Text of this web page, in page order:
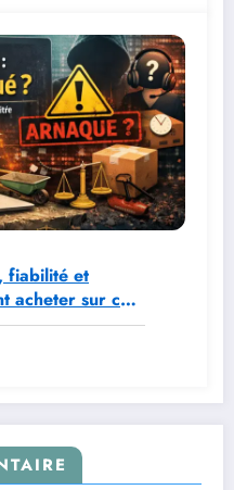
fiabilité et
acheter sur ce